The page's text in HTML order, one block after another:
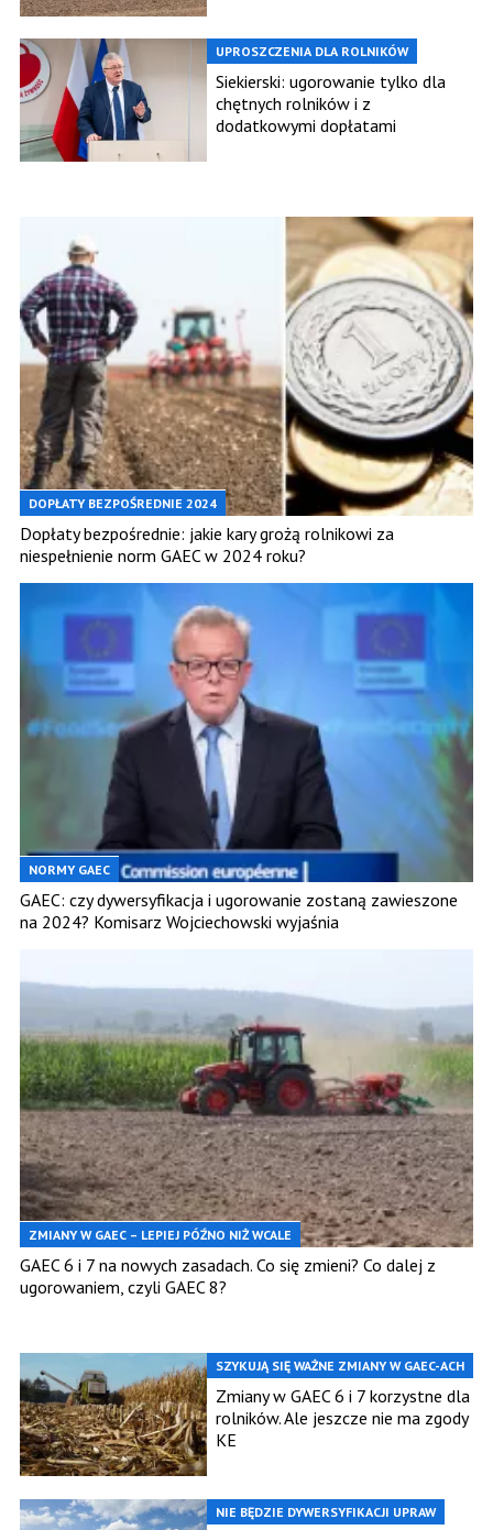
UPROSZCZENIA DLA ROLNIKÓW
Siekierski: ugorowanie tylko dla
chętnych rolników i z
dodatkowymi dopłatami
DOPŁATY BEZPOŚREDNIE 2024
Dopłaty bezpośrednie: jakie kary grożą rolnikowi za
niespełnienie norm GAEC w 2024 roku?
NORMY GAEC
GAEC: czy dywersyfikacja i ugorowanie zostaną zawieszone
na 2024? Komisarz Wojciechowski wyjaśnia
ZMIANY W GAEC – LEPIEJ PÓŹNO NIŻ WCALE
GAEC 6 i 7 na nowych zasadach. Co się zmieni? Co dalej z
ugorowaniem, czyli GAEC 8?
SZYKUJĄ SIĘ WAŻNE ZMIANY W GAEC-ACH
Zmiany w GAEC 6 i 7 korzystne dla
rolników. Ale jeszcze nie ma zgody
KE
NIE BĘDZIE DYWERSYFIKACJI UPRAW